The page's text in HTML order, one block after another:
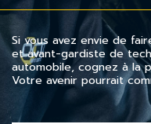
Si vous avez envie de
et avant-gardiste de
automobile, cognez à la
Votre avenir pourrait